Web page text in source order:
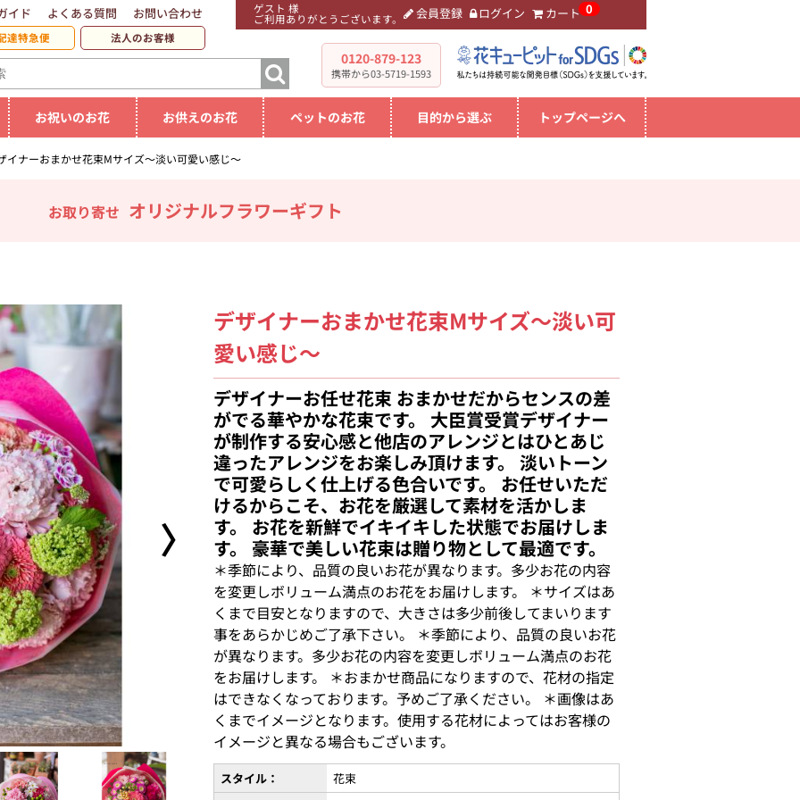
ゲスト 様
ご利用ありがとうございます。 会員登録 ログイン カート 0
イド よくある質問 お問い合わせ
達特急便 法人のお客様
0120-879-123
携帯から03-5719-1593
お祝いのお花 お供えのお花 ペットのお花 目的から選ぶ トップページへ
イナーおまかせ花束Mサイズ～淡い可愛い感じ～
お取り寄せ オリジナルフラワーギフト
〉
デザイナーおまかせ花束Mサイズ～淡い可
愛い感じ～
デザイナーお任せ花束 おまかせだからセンスの差
がでる華やかな花束です。 大臣賞受賞デザイナー
が制作する安心感と他店のアレンジとはひとあじ
違ったアレンジをお楽しみ頂けます。 淡いトーン
で可愛らしく仕上げる色合いです。 お任せいただ
けるからこそ、お花を厳選して素材を活かしま
す。 お花を新鮮でイキイキした状態でお届けしま
す。 豪華で美しい花束は贈り物として最適です。
＊季節により、品質の良いお花が異なります。多少お花の内容
を変更しボリューム満点のお花をお届けします。 ＊サイズはあ
くまで目安となりますので、大きさは多少前後してまいります
事をあらかじめご了承下さい。 ＊季節により、品質の良いお花
が異なります。多少お花の内容を変更しボリューム満点のお花
をお届けします。 ＊おまかせ商品になりますので、花材の指定
はできなくなっております。予めご了承ください。 ＊画像はあ
くまでイメージとなります。使用する花材によってはお客様の
イメージと異なる場合もございます。
スタイル：
花束